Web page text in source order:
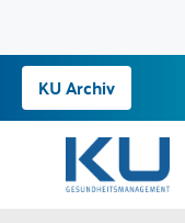
Zum
Inhalt
springen
KU Archiv